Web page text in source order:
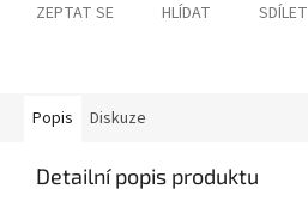
ZEPTAT SE HLÍDAT SDÍLET
Popis Diskuze
Detailní popis produktu